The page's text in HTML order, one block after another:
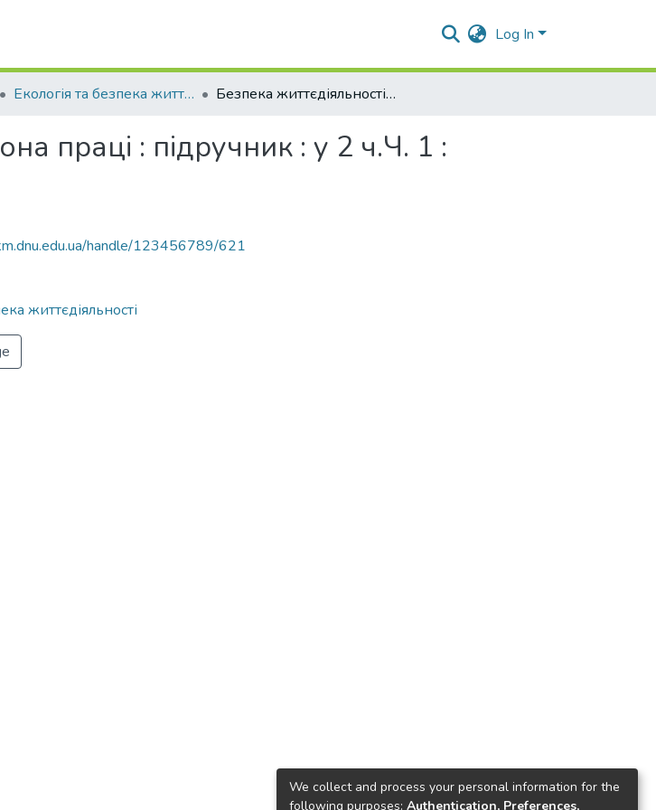
Log In
Екологія та безпека життєдіяльності Безпека життєдіяльності та охорона праці : підручник : у 2 ч.Ч. 1 : Безпека життєдіяльності.
праці : підручник : у 2 ч.Ч. 1 :
handle/123456789/621
життєдіяльності
We collect and process your personal information for the
following purposes: Authentication, Preferences,